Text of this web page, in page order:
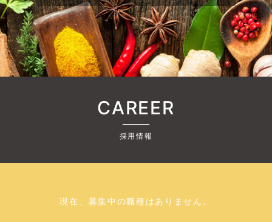
CAREER
採用情報
現在、募集中の職種はありません。